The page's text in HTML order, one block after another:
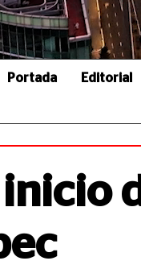
Portada Editorial